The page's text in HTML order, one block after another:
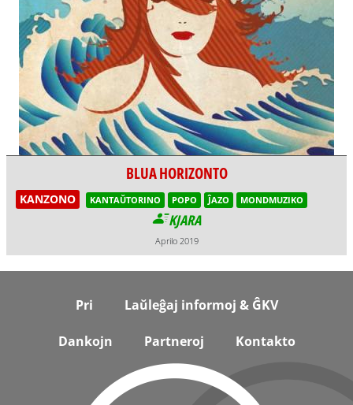
BLUA HORIZONTO
KANZONO KANTAŬTORINO POPO ĴAZO MONDMUZIKO
KJARA
Aprilo 2019
Pri Laŭleĝaj informoj & ĜKV
Dankojn Partneroj Kontakto